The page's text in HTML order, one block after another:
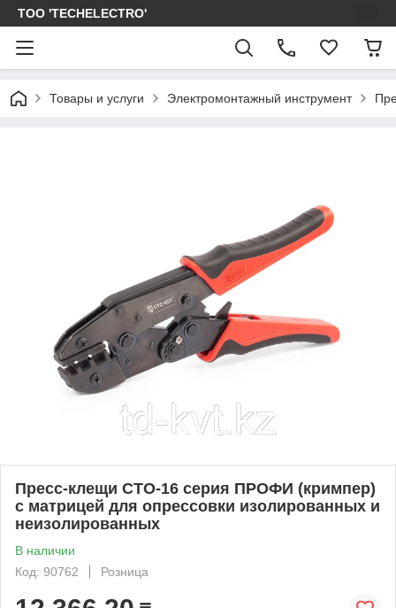
ТОО 'TECHELECTRO'
Товары и услуги Электромонтажный инструмент
Пресс-клещи СТО-16 серия ПРОФИ (кримпер)
с матрицей для опрессовки изолированных и
неизолированных
В наличии
Код: 90762
Розница